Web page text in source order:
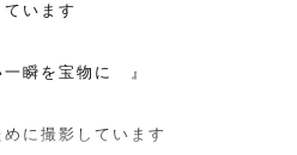
います
瞬を宝物に　』
に撮影しています